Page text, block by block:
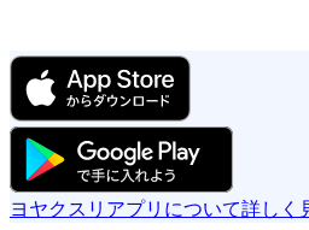
ヨヤクスリアプリについて詳しく